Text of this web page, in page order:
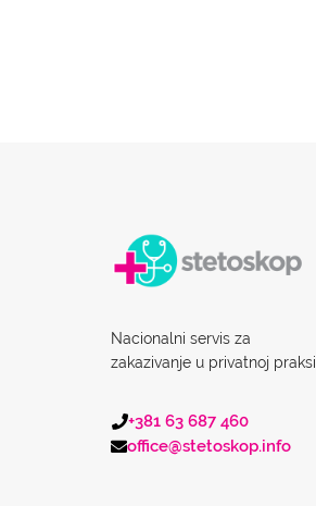
Nacionalni servis za
zakazivanje u privatnoj praksi.
+381 63 687 460
office@stetoskop.info